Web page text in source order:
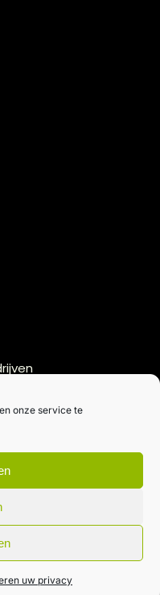
onze service te
uw privacy
inbox.
| gemaakt met door